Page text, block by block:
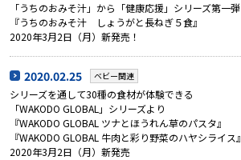
「うちのおみそ汁」から「健康応援」シリーズ第一弾
『うちのおみそ汁 しょうがと長ねぎ５食』
2020年3月2日（月）新発売！
2020.02.25 ベビー関連
シリーズを通して30種の食材が体験できる
「WAKODO GLOBAL」シリーズより
『WAKODO GLOBAL ツナとほうれん草のパスタ』
『WAKODO GLOBAL 牛肉と彩り野菜のハヤシライス』
2020年3月2日（月）新発売